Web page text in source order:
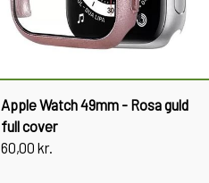
Apple Watch 49mm - Rosa guld
full cover
60,00 kr.